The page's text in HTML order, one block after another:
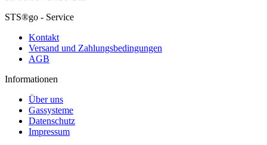
STS®go - Service
Kontakt
Versand und Zahlungsbedingungen
AGB
Informationen
Über uns
Gassysteme
Datenschutz
Impressum